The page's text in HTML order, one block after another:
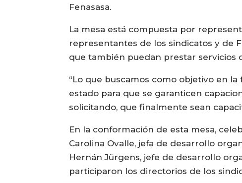
Fenasasa.
La mesa está compuesta por
representantes de los sindicatos y de
que también puedan prestar servicios
“Lo que buscamos como objetivo en
estado para que se garanticen
solicitando, que finalmente sean
En la conformación de esta mesa,
Carolina Ovalle, jefa de desarrollo
Hernán Jürgens, jefe de desarrollo
participaron los directorios de los